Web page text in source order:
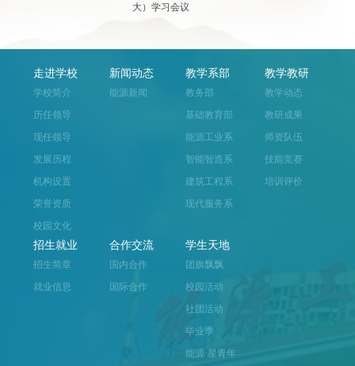
大）学习会议
走进学校
学校简介
历任领导
现任领导
发展历程
机构设置
荣誉资质
校园文化
新闻动态
能源新闻
教学系部
教务部
基础教育部
能源工业系
智能智造系
建筑工程系
现代服务系
教学教研
教学动态
教研成果
师资队伍
技能竞赛
培训评价
招生就业
招生简章
就业信息
合作交流
国内合作
国际合作
学生天地
团旗飘飘
校园活动
社团活动
毕业季
能源·星青年